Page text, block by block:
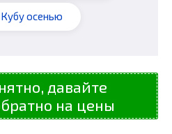
осенью
давайте
на цены